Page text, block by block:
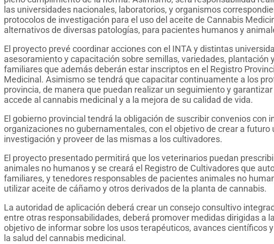
las universidades nacionales, laboratorios, y organismos
protocolos de investigación para el uso del aceite de Cannabis
alternativos de diversas patologías, para pacientes humanos y
El proyecto prevé coordinar acciones con el INTA y distintas
asesoramiento y capacitación sobre semillas, variedades, plantación
familiares que además deberán estar inscriptos en el Registro
Medicinal. Asimismo se tendrá que capacitar continuamente a los
provincia, de manera que puedan realizar un seguimiento y
accede al cannabis medicinal y a la mejora de su calidad de vida.
El gobierno provincial tendrá la obligación de suscribir convenios con
organizaciones no gubernamentales, con el objetivo de crear a futuro
investigación y proveer de las mismas a los cultivadores.
El proyecto presentado permitirá que los veterinarios puedan
animales no humanos y se creará el Registro de Cultivadores que
familiares, y tenedores responsables de pacientes animales no
utilizar aceite de cáñamo y otros derivados de la planta de cannabis.
La autoridad de aplicación deberá crear un consejo consultivo
entre otras responsabilidades, deberá promover medidas dirigidas a
objetivo de informar sobre los usos terapéuticos, avances científicos
la salud del cannabis medicinal.